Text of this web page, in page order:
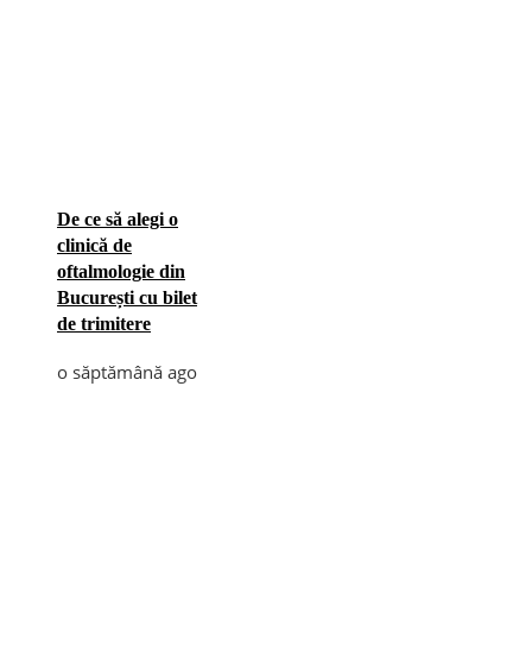
De ce să alegi o
clinică de
oftalmologie din
București cu bilet
de trimitere
o săptămână ago